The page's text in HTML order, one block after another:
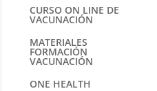
CURSO ON LINE DE
VACUNACIÓN
MATERIALES
FORMACIÓN
VACUNACIÓN
ONE HEALTH